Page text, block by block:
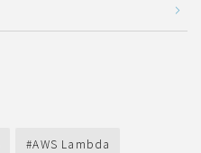
AWS Lambda